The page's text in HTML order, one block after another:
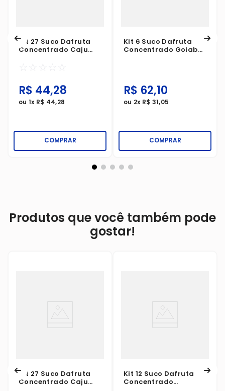
Kit 27 Suco Dafruta
Concentrado Caju
☆ ☆ ☆ ☆ ☆
R$ 44,28
ou 1x R$ 44,28
COMPRAR
Kit 6 Suco Dafruta
Concentrado Goiaba
R$ 62,10
ou 2x R$ 31,05
COMPRAR
Produtos que você também pode
gostar!
Kit 27 Suco Dafruta
Concentrado Caju
Kit 12 Suco Dafruta
Concentrado